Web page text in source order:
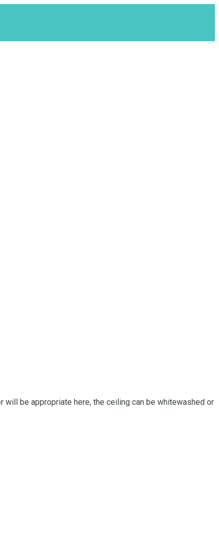
be appropriate here, the ceiling can be whitewashed or